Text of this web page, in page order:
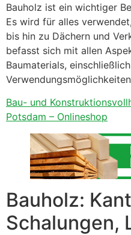
Bauholz ist ein wichtiger
Es wird für alles
bis hin zu Dächern und
befasst sich mit allen
Baumaterials,
Bau- und
Potsdam – Onlineshop
Bauholz:
Schalungen,